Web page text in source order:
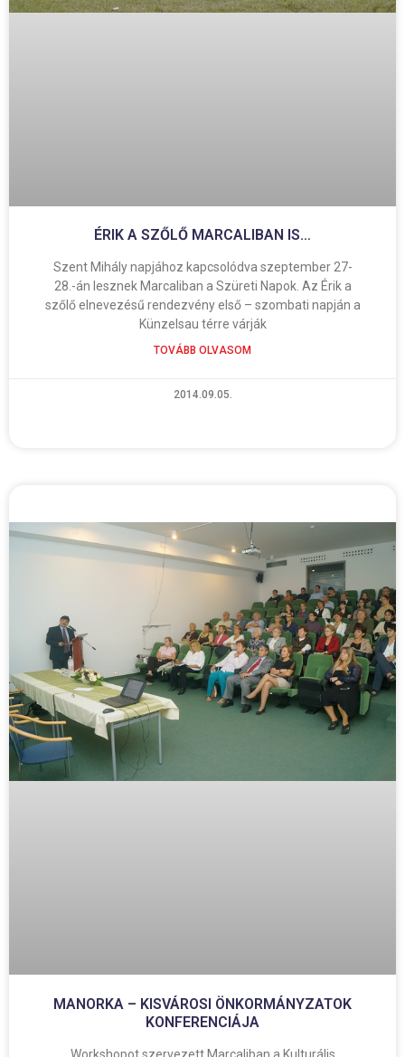
ÉRIK A SZŐLŐ MARCALIBAN IS…
Szent Mihály napjához kapcsolódva szeptember 27-
28.-án lesznek Marcaliban a Szüreti Napok. Az Érik a
szőlő elnevezésű rendezvény első – szombati napján a
Künzelsau térre várják
TOVÁBB OLVASOM
2014.09.05.
MANORKA – KISVÁROSI ÖNKORMÁNYZATOK
KONFERENCIÁJA
Workshopot szervezett Marcaliban a Kulturális